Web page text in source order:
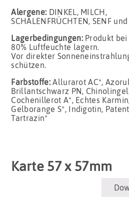
Alergene: DINKEL, MILCH,
SCHALENFRÜCHTEN, SENF und
Lagerbedingungen: Produkt bei
80% Luftfeuchte lagern.
Vor direkter
schützen.
Farbstoffe:Allurarot AC*,
Brillantschwarz PN,
Cochenillerot A*, Echtes
Gelborange S*, Indigotin,
Tartrazin*
Karte 57 x 57mm